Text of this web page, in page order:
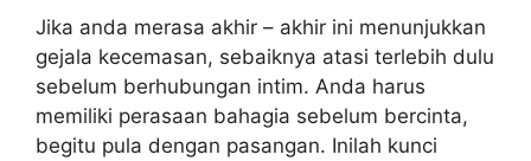
Jika anda merasa akhir – akhir ini menunjukkan
gejala kecemasan, sebaiknya atasi terlebih dulu
sebelum berhubungan intim. Anda harus
memiliki perasaan bahagia sebelum bercinta,
begitu pula dengan pasangan. Inilah kunci